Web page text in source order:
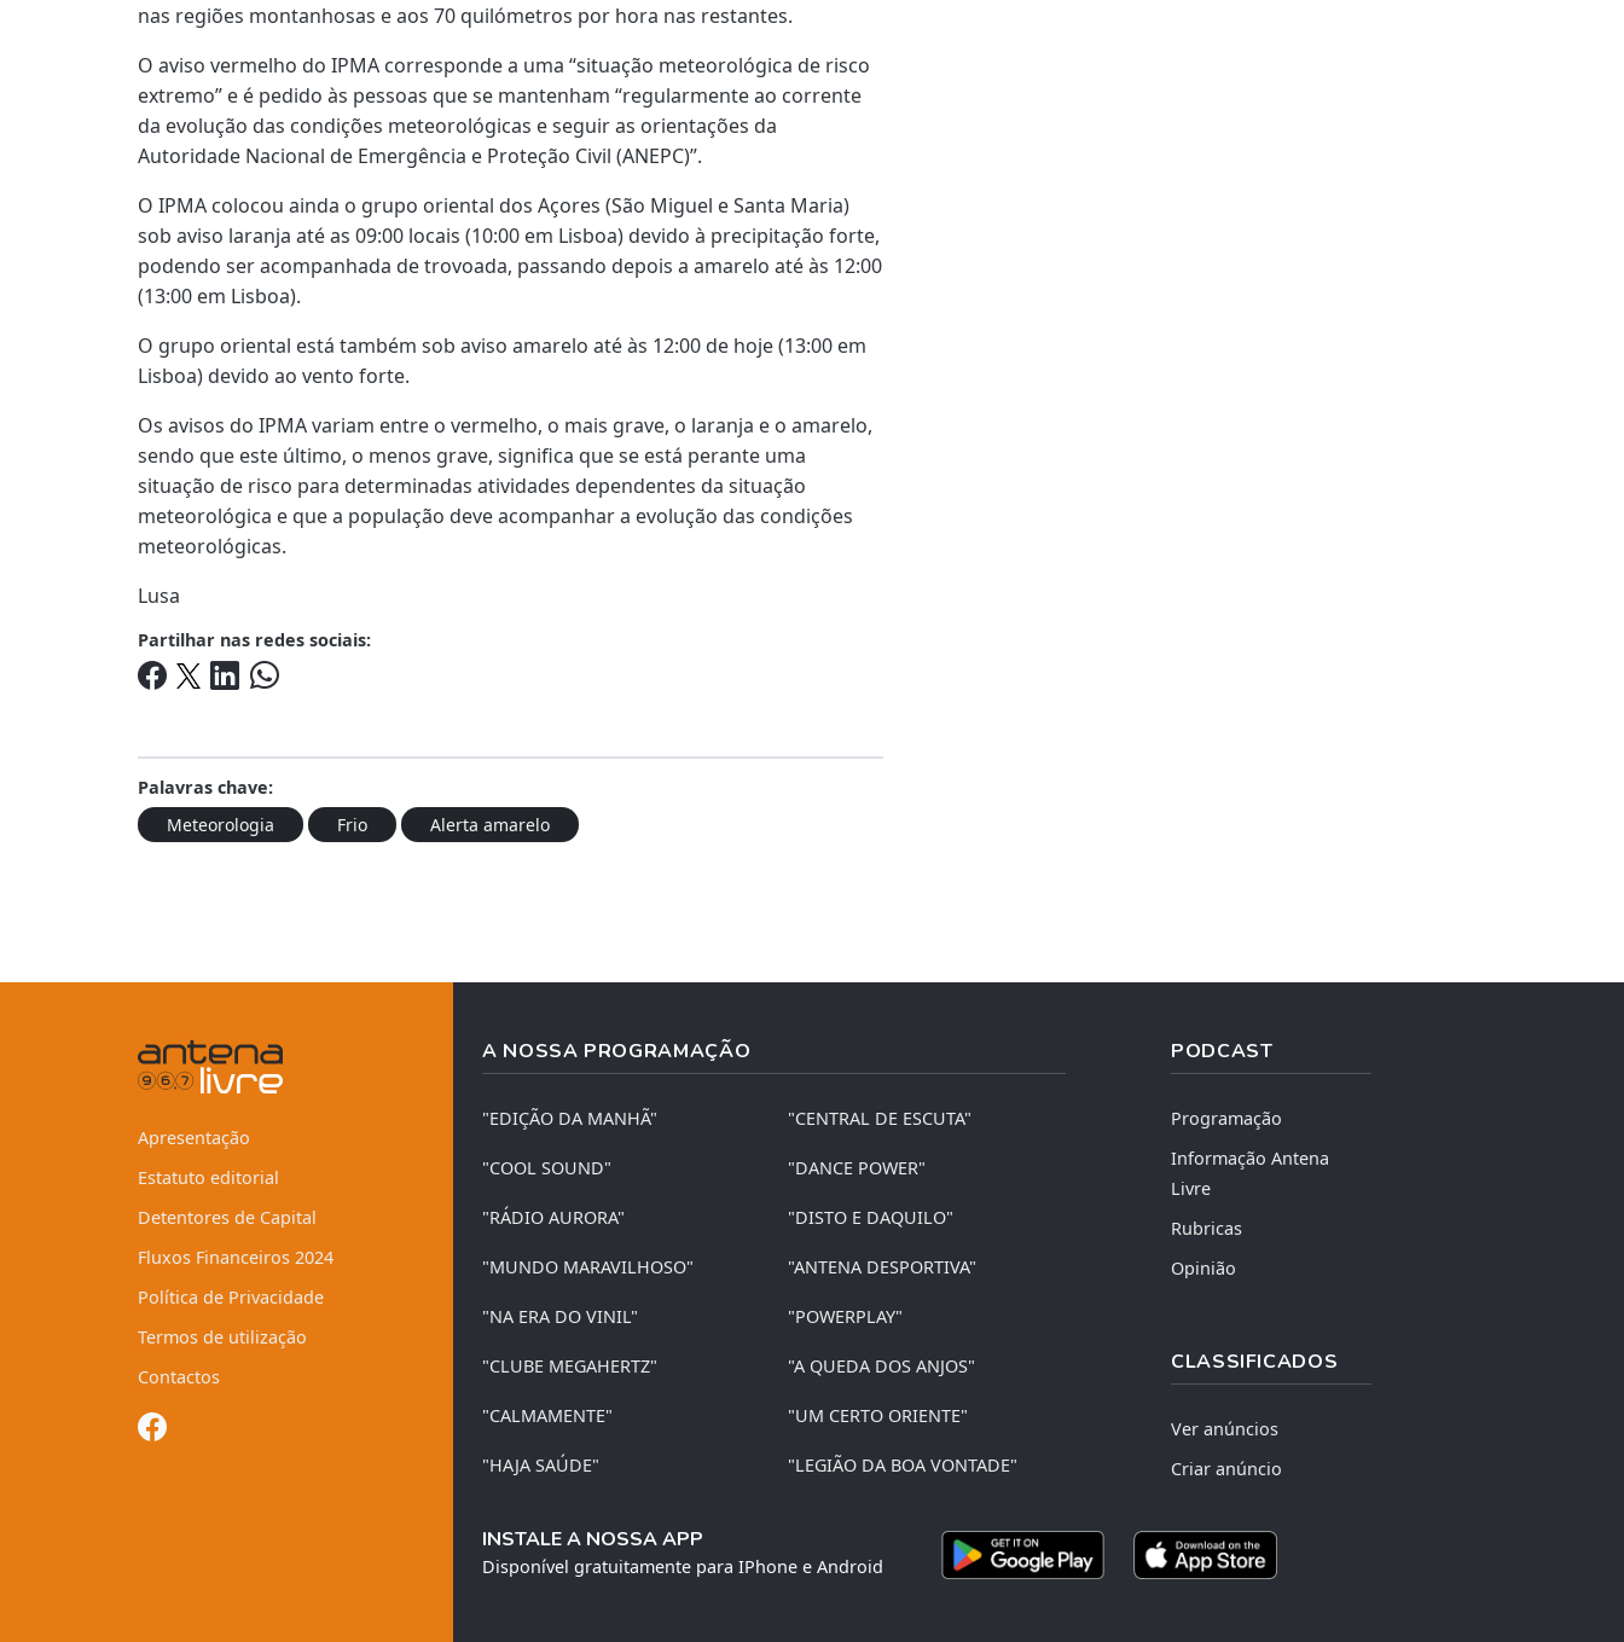
nas regiões montanhosas e aos 70 quilómetros por hora nas restantes.
O aviso vermelho do IPMA corresponde a uma “situação meteorológica de risco
extremo” e é pedido às pessoas que se mantenham “regularmente ao corrente
da evolução das condições meteorológicas e seguir as orientações da
Autoridade Nacional de Emergência e Proteção Civil (ANEPC)”.
O IPMA colocou ainda o grupo oriental dos Açores (São Miguel e Santa Maria)
sob aviso laranja até as 09:00 locais (10:00 em Lisboa) devido à precipitação forte,
podendo ser acompanhada de trovoada, passando depois a amarelo até às 12:00
(13:00 em Lisboa).
O grupo oriental está também sob aviso amarelo até às 12:00 de hoje (13:00 em
Lisboa) devido ao vento forte.
Os avisos do IPMA variam entre o vermelho, o mais grave, o laranja e o amarelo,
sendo que este último, o menos grave, significa que se está perante uma
situação de risco para determinadas atividades dependentes da situação
meteorológica e que a população deve acompanhar a evolução das condições
meteorológicas.
Lusa
Partilhar nas redes sociais:
Palavras chave:
Meteorologia
Frio Alerta amarelo
Apresentação
Estatuto editorial
Detentores de Capital
Fluxos Financeiros 2024
Política de Privacidade
Termos de utilização
Contactos
A NOSSA PROGRAMAÇÃO
"EDIÇÃO DA MANHÃ" "CENTRAL DE ESCUTA"
"COOL SOUND" "DANCE POWER"
"RÁDIO AURORA" "DISTO E DAQUILO"
"MUNDO MARAVILHOSO" "ANTENA DESPORTIVA"
"NA ERA DO VINIL" "POWERPLAY"
"CLUBE MEGAHERTZ" "A QUEDA DOS ANJOS"
"CALMAMENTE" "UM CERTO ORIENTE"
"HAJA SAÚDE" "LEGIÃO DA BOA VONTADE"
PODCAST
Programação
Informação Antena
Livre
Rubricas
Opinião
CLASSIFICADOS
Ver anúncios
Criar anúncio
INSTALE A NOSSA APP
Disponível gratuitamente para IPhone e Android